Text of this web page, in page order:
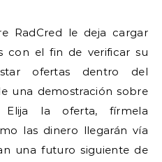
RadCred le deja cargar
con el fin de verificar su
ofertas dentro del
una demostración sobre
Elija la oferta, fírmela
las dinero llegarán vía
una futuro siguiente de